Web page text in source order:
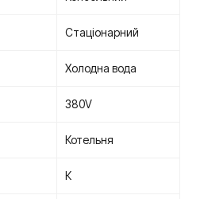
Стаціонарний
Холодна вода
380V
Котельня
К